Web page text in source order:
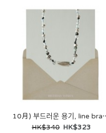
10月) 부드러
HK$340 HK$323